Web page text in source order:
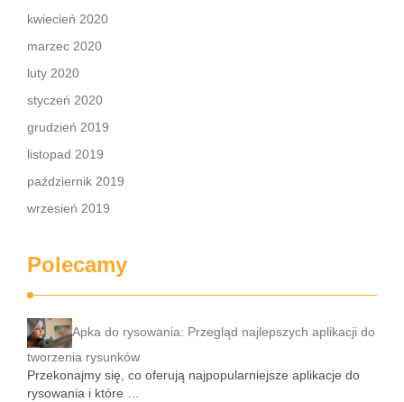
kwiecień 2020
marzec 2020
luty 2020
styczeń 2020
grudzień 2019
listopad 2019
październik 2019
wrzesień 2019
Polecamy
Apka do rysowania: Przegląd najlepszych aplikacji do
tworzenia rysunków
Przekonajmy się, co oferują najpopularniejsze aplikacje do
rysowania i które …